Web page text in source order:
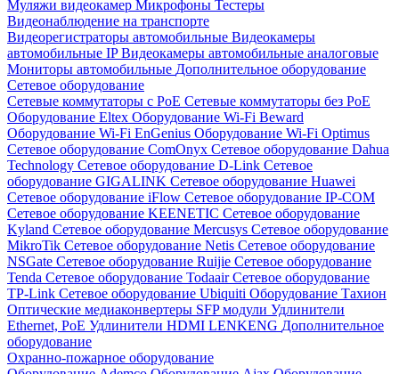
Муляжи видеокамер Микрофоны Тестеры
Видеонаблюдение на транспорте
Видеорегистраторы автомобильные Видеокамеры
автомобильные IPВидеокамеры автомобильные аналоговые
Мониторы автомобильные Дополнительное оборудование
Сетевое оборудование
Сетевые коммутаторы с РоЕ Сетевые коммутаторы без РоЕ
Оборудование Eltex Оборудование Wi-Fi Beward
Оборудование Wi-Fi EnGenius Оборудование Wi-Fi Optimus
Сетевое оборудование ComOnyx Сетевое оборудование Dahua
Technology Сетевое оборудование D-Link Сетевое
оборудование GIGALINK Сетевое оборудование Huawei
Сетевое оборудование iFlow Сетевое оборудование IP-COM
Сетевое оборудование KEENETIC Сетевое оборудование
Kyland Сетевое оборудование Mercusys Сетевое оборудование
MikroTik Сетевое оборудование Netis Сетевое оборудование
NSGate Сетевое оборудование Ruijie Сетевое оборудование
Tenda Сетевое оборудование TodaairСетевое оборудование
TP-Link Сетевое оборудование Ubiquiti Оборудование Тахион
Оптические медиаконвертеры SFP модули Удлинители
Ethernet, PoE Удлинители HDMI LENKENG Дополнительное
оборудование
Охранно-пожарное оборудование